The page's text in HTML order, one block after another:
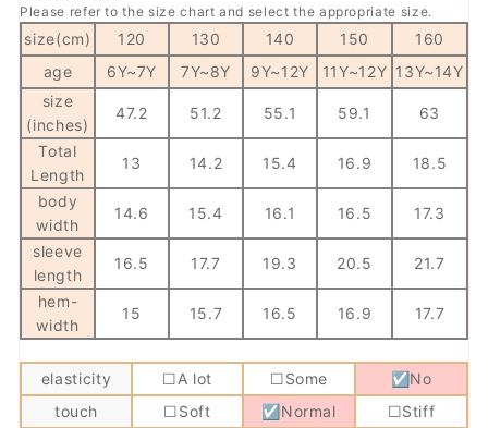
Please refer to the size chart and select the appropriate size.
size(cm) 120 130 140 150
160
age
6Y~7Y 7Y~8Y 9Y~12Y 11Y~12Y 13Y~14Y
size
(inches)
47.2 51.2 55.1 59.1 63
Total
Length
13 14.2 15.4 16.9 18.5
body
width
14.6 15.4 16.1 16.5 17.3
sleeve
length
16.5 17.7 19.3 20.5 21.7
hem-
width
15 15.7 16.5 16.9 17.7
elasticity ☐A lot ☐Some
☑No
touch
☐Soft ☑Normal ☐Stiff